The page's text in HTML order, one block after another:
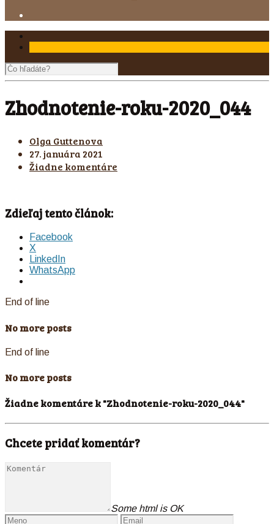
Zhodnotenie-roku-2020_044
Olga Guttenova
27. januára 2021
Žiadne komentáre
Zdieľaj tento článok:
Facebook
X
LinkedIn
WhatsApp
End of line
No more posts
End of line
No more posts
Žiadne komentáre k "Zhodnotenie-roku-2020_044"
Chcete pridať komentár?
Some html is OK